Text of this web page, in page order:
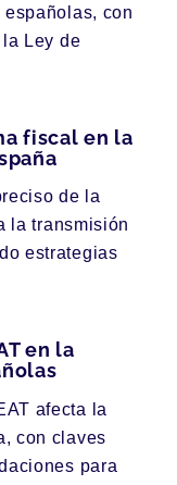
con
Ley de
fiscal en la
de la
la transmisión
estrategias
en la
afecta la
con claves
para